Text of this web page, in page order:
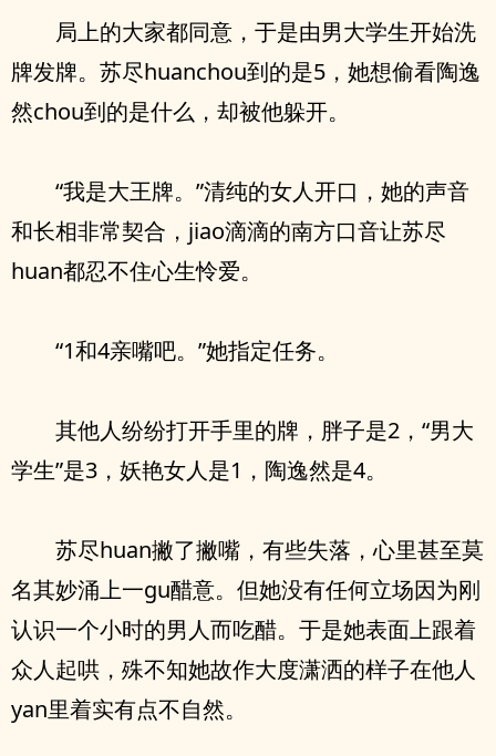
局上的大家都同意，于是由男大学生开始洗
牌发牌。苏尽huanchou到的是5，她想偷看陶逸
然chou到的是什么，却被他躲开。
“我是大王牌。”清纯的女人开口，她的声音
和长相非常契合，jiao滴滴的南方口音让苏尽
huan都忍不住心生怜爱。
“1和4亲嘴吧。”她指定任务。
其他人纷纷打开手里的牌，胖子是2，“男大
学生”是3，妖艳女人是1，陶逸然是4。
苏尽huan撇了撇嘴，有些失落，心里甚至莫
名其妙涌上一gu醋意。但她没有任何立场因为刚
认识一个小时的男人而吃醋。于是她表面上跟着
众人起哄，殊不知她故作大度潇洒的样子在他人
yan里着实有点不自然。